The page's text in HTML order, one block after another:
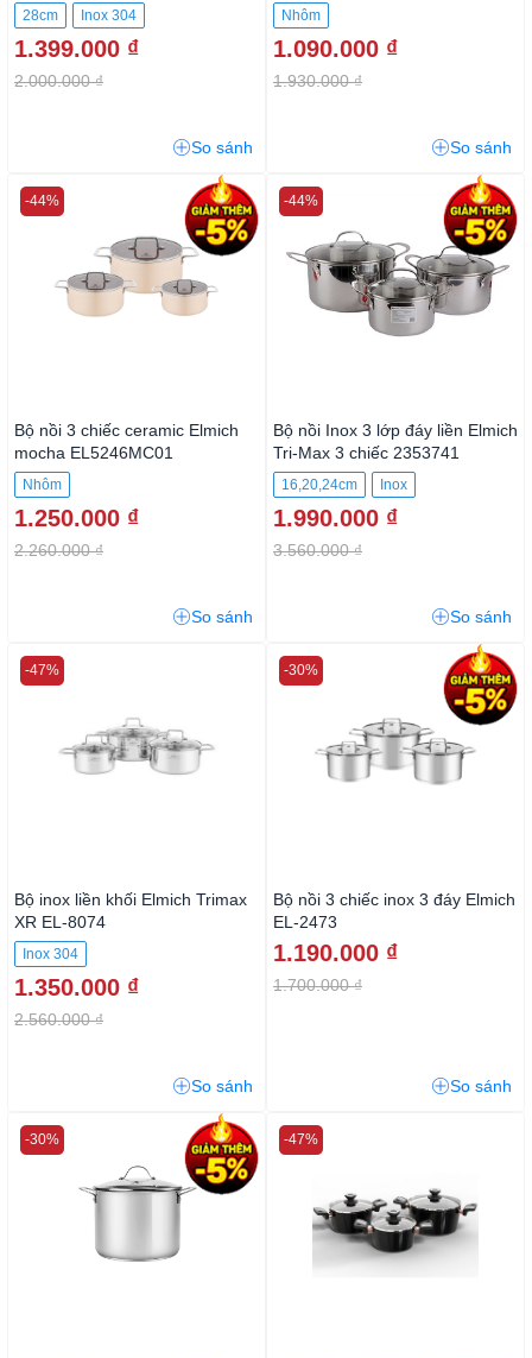
EL-2533IN28
28cm Inox 304
1.399.000 ₫
2.000.000 ₫
So sánh
5232OV02
Nhôm
1.090.000 ₫
1.930.000 ₫
So sánh
Bộ nồi 3 chiếc ceramic Elmich
mocha EL5246MC01
Nhôm
1.250.000 ₫
2.260.000 ₫
-44%
So sánh
Bộ nồi Inox 3 lớp đáy liền Elmich
Tri-Max 3 chiếc 2353741
16,20,24cm Inox
1.990.000 ₫
3.560.000 ₫
-44%
So sánh
Bộ inox liền khối Elmich Trimax
XR EL-8074
Inox 304
1.350.000 ₫
2.560.000 ₫
-47%
So sánh
Bộ nồi 3 chiếc inox 3 đáy Elmich
EL-2473
1.190.000 ₫
1.700.000 ₫
-30%
So sánh
-30% -47%